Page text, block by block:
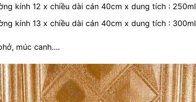
kính 12 x chiều dài cán 40cm x dung tích : 250ml
kính 13 x chiều dài cán 40cm x dung tích : 300ml
múc canh….